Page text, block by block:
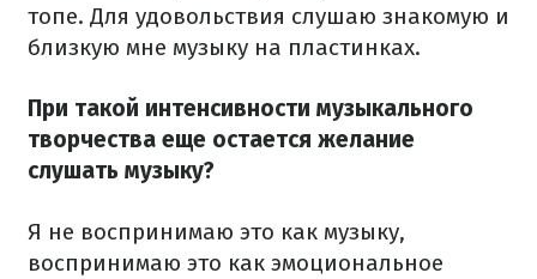
топе. Для удовольствия слушаю знакомую и
близкую мне музыку на пластинках.
При такой интенсивности музыкального
творчества еще остается желание
слушать музыку?
Я не воспринимаю это как музыку,
воспринимаю это как эмоциональное